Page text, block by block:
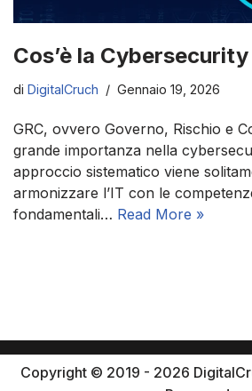
Cos’è la Cybersecurity
di DigitalCruch Gennaio 19, 2026
GRC, ovvero Governo, Rischio e
grande importanza nella
approccio sistematico viene
armonizzare l’IT con le
fondamentali… Read More »
Copyright © 2019 - 2026